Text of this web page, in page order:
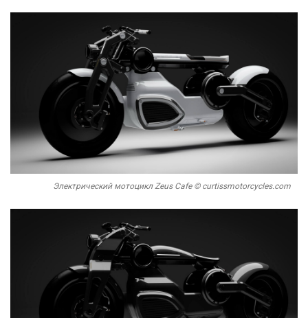
Электрический мотоцикл Zeus Cafe © curtissmotorcycles.com